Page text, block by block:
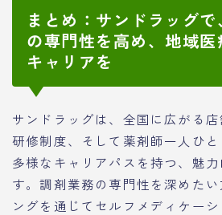
まとめ：サンドラッグ
の専門性を高め、地域医
キャリアを
サンドラッグは、全国に広がる
研修制度、そして薬剤師一人ひ
多様なキャリアパスを持つ、魅
す。調剤業務の専門性を深めた
ングを通じてセルフメディケー